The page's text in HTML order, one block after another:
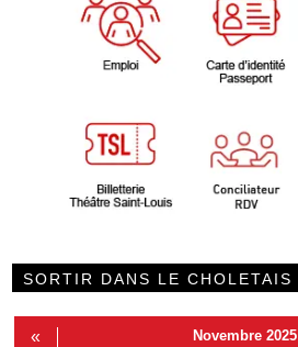
SORTIR DANS LE CHOLETAIS
« Novembre 2025